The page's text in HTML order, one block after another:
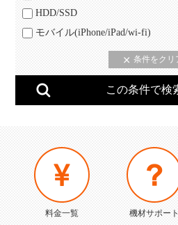
HDD/SSD
モバイル(iPhone/iPad/wi-fi)
料金一覧 機材サポート